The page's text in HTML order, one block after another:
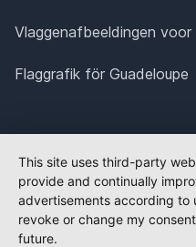
Vlaggenafbeeldingen voor
Flaggrafik för Guadeloupe
This site uses third-party
provide and continually
advertisements according to
revoke or change my
future.